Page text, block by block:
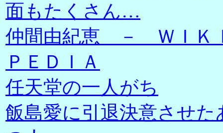
面もたくさん…
仲間由紀恵 － ＷＩＫ
ＰＥＤＩＡ
任天堂の一人がち
飯島愛に引退決意させた